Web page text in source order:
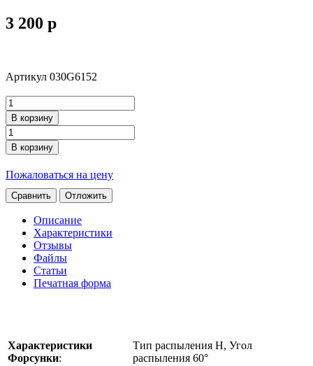
3 200 p
Артикул 030G6152
В корзину
В корзину
Пожаловаться на цену
Сравнить Отложить
Описание
Характеристики
Отзывы
Файлы
Статьи
Печатная форма
Характеристики
Форсунки:
Тип распыления H, Угол
распыления 60°